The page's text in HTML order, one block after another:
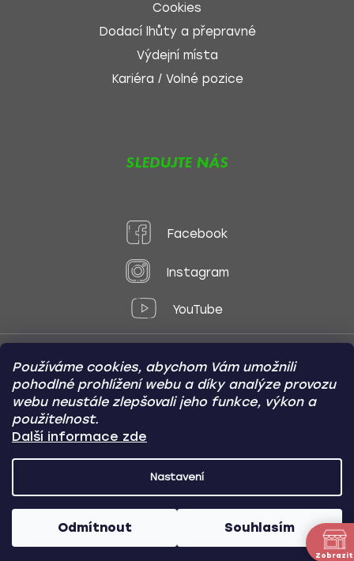
Používáme cookies, abychom Vám umožnili
pohodlné prohlížení webu a díky analýze provozu
webu neustále zlepšovali jeho funkce, výkon a
použitelnost.
Další informace zde
Nastavení
Odmítnout Souhlasím
Cookies
Dodací lhůty a přepravné
Výdejní místa
Kariéra / Volné pozice
SLEDUJTE NÁS
Facebook
Instagram
YouTube
Způsoby platby:
Online
Převod
Dobírka
Copyright (c) 2012 -2026 CARVIN AUTODOPLŇKY- Všechna
Nakódoval Pavel Kuneš
Zobrazit